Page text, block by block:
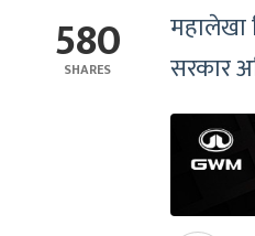
580
SHARES
महालेखा
सरकार